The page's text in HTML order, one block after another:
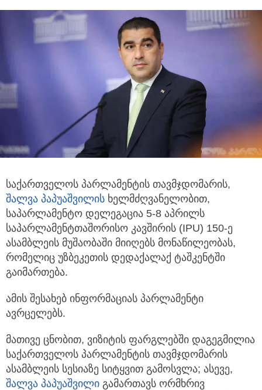
საქართველოს პარლამენტის თავმჯდომარის,
შალვა პაპუაშვილის ხელმძღვანელობით,
საპარლამენტო დელეგაცია 5-8 აპრილს
საპარლამენტთაშორისო კავშირის (IPU) 150-ე
ასამბლეის მუშაობაში მიიღებს მონაწილეობას,
რომელიც უზბეკეთის დედაქალაქ ტაშკენტში
გაიმართება.
ამის შესახებ ინფორმაციას პარლამენტი
ავრცელებს.
მათივე ცნობით, ვიზიტის ფარგლებში დაგეგმილია
საქართველოს პარლამენტის თავმჯდომარის
ასამბლეის სესიაზე სიტყვით გამოსვლა; ასევე,
შალვა პაპუაშვილი გამართავს ორმხრივ